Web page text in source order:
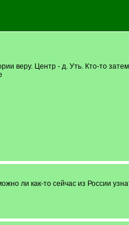
веру. Центр - д. Уть. Кто-то
ли как-то сейчас из России